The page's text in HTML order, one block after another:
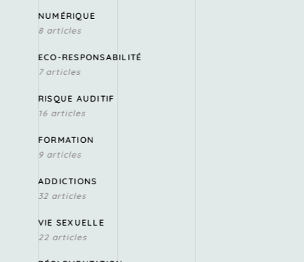
NUMÉRIQUE
8 articles
ECO-RESPONSABILITÉ
7 articles
RISQUE AUDITIF
16 articles
FORMATION
9 articles
ADDICTIONS
32 articles
VIE SEXUELLE
22 articles